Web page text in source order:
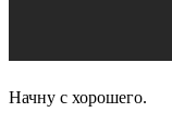
Начну с хорошего.